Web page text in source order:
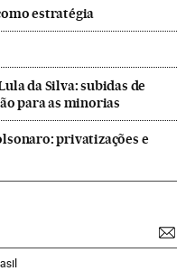
estratégia
da Silva: subidas de
para as minorias
privatizações e